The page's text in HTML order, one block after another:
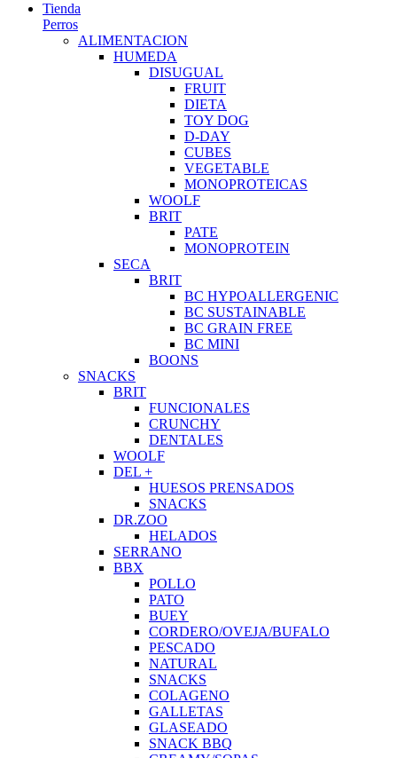
Tienda
Perros
ALIMENTACION
HUMEDA
DISUGUAL
FRUIT
DIETA
TOY DOG
D-DAY
CUBES
VEGETABLE
MONOPROTEICAS
WOOLF
BRIT
PATE
MONOPROTEIN
SECA
BRIT
BC HYPOALLERGENIC
BC SUSTAINABLE
BC GRAIN FREE
BC MINI
BOONS
SNACKS
BRIT
FUNCIONALES
CRUNCHY
DENTALES
WOOLF
DEL +
HUESOS PRENSADOS
SNACKS
DR.ZOO
HELADOS
SERRANO
BBX
POLLO
PATO
BUEY
CORDERO/OVEJA/BUFALO
PESCADO
NATURAL
SNACKS
COLAGENO
GALLETAS
GLASEADO
SNACK BBQ